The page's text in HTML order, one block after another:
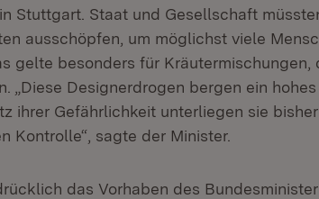
Stuttgart. Staat und Gesellschaft
ausschöpfen, um möglichst viele
gelte besonders für Kräutermischungen,
„Diese Designerdrogen bergen ein hohes
ihrer Gefährlichkeit unterliegen sie
Kontrolle“, sagte der Minister.
das Vorhaben des